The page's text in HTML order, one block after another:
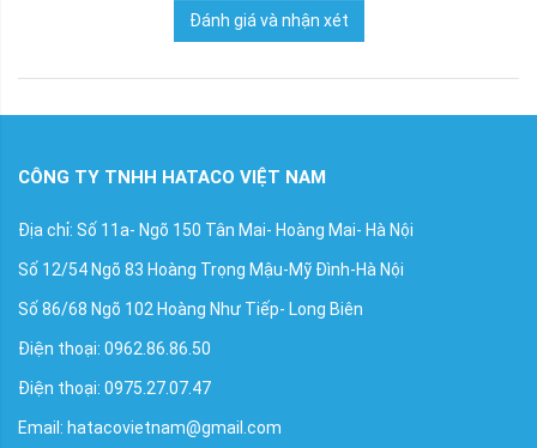
Đánh giá và nhận xét
CÔNG TY TNHH HATACO VIỆT NAM
Địa chỉ: Số 11a- Ngõ 150 Tân Mai- Hoàng Mai- Hà Nội
Số 12/54 Ngõ 83 Hoàng Trọng Mậu-Mỹ Đình-Hà Nội
Số 86/68 Ngõ 102 Hoàng Như Tiếp- Long Biên
Điện thoại: 0962.86.86.50
Điện thoại: 0975.27.07.47
Email: hatacovietnam@gmail.com